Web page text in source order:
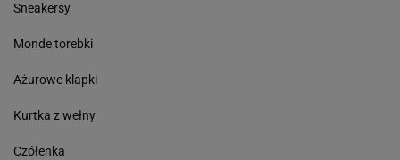
Sneakersy
Monde torebki
Ażurowe klapki
Kurtka z wełny
Czółenka